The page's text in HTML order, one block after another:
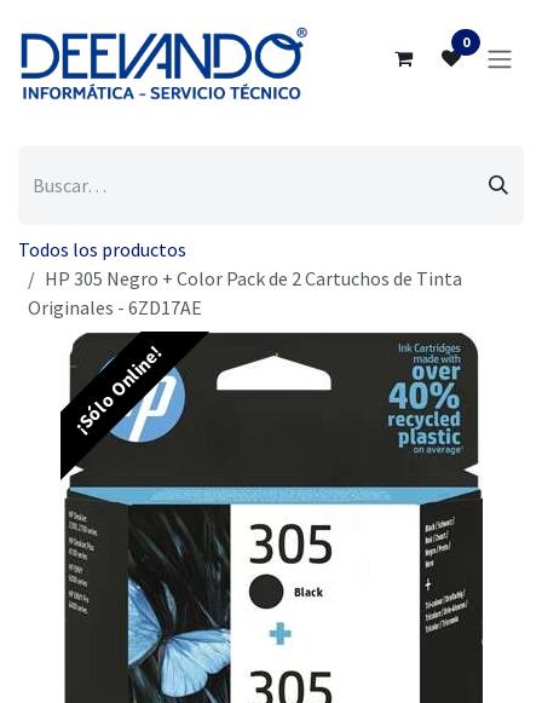
0
Todos los productos
HP 305 Negro + Color Pack de 2 Cartuchos de Tinta
Originales - 6ZD17AE
¡Sólo Online!